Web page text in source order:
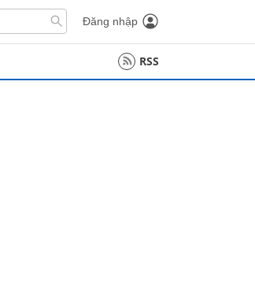
Đăng nhập
RSS